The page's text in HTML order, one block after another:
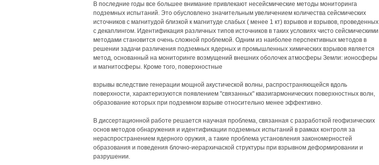
В последние годы все большее внимание привлекают несейсмические методы мониторинга
подземных испытаний. Это обусловлено значительным увеличением количества сейсмических
источников с магнитудой близкой к магнитуде слабых ( менее 1 кт) взрывов и взрывов, проведенных
с декаплингом. Идентификация различных типов источников в таких условиях чисто сейсмическими
методами становится очень сложной проблемой. Одним из наиболее перспективных методов в
решении задачи различения подземных ядерных и промышленных химических взрывов является
метод, основанный на мониторинге возмущений внешних оболочек атмосферы Земли: ионосферы
и магнитосферы. Кроме того, поверхностные
взрывы вследствие генерации мощной акустической волны, распространяющейся вдоль
поверхности, характеризуются появлением "связанных" квазигармонических поверхностных волн,
образование которых при подземном взрыве относительно менее эффективно.
В диссертационной работе решается научная проблема, связанная с разработкой геофизических
основ методов обнаружения и идентификации подземных испытаний в рамках контроля за
нераспространением ядерного оружия, а такие проблема установления закономерностей
образования и поведения блочно-иерархичаской структуры при взрывном деформировании и
разрушении.